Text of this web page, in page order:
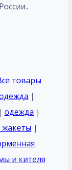
товары
|
| одежда |
жакеты |
и кителя